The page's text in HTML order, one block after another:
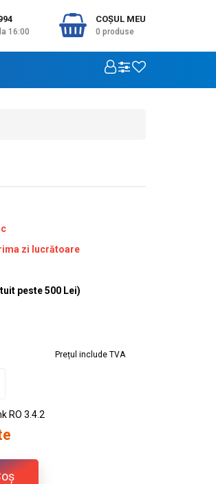
16:00
COŞUL MEU
0 produse
zi lucrătoare
peste 500 Lei)
Prețul include TVA